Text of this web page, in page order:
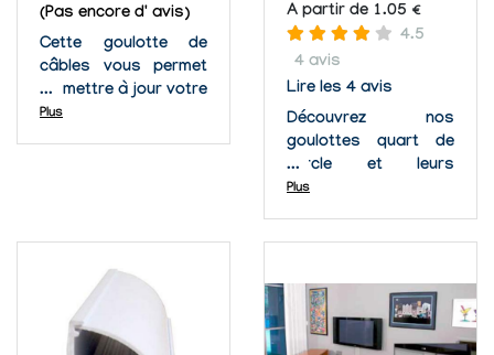
(Pas encore d' avis)
Cette goulotte de
câbles vous permet
de mettre à jour votre
organisation dès que
autres opérations.
Sa force réside dans
le fait qu'il n'y a...
Plus
A partir de 1.05 €
4.5
4 avis
Lire les 4 avis
Découvrez nos
goulottes quart de
cercle et leurs
accessoires
décoratives,
goulottes 1/4 de
cercle : Goulottes
Plus